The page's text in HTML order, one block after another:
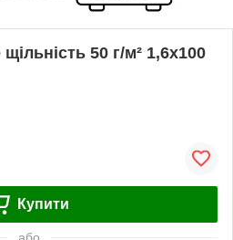
50 г/м² 1,6x100
Купити
або